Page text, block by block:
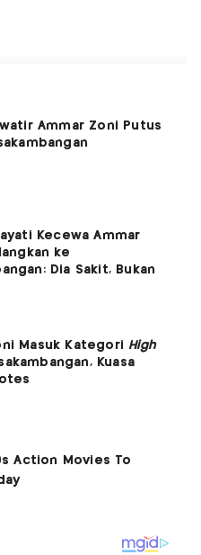
Ammar Zoni Putus
Kecewa Ammar
ke
Dia Sakit, Bukan
Masuk Kategori High
Kuasa